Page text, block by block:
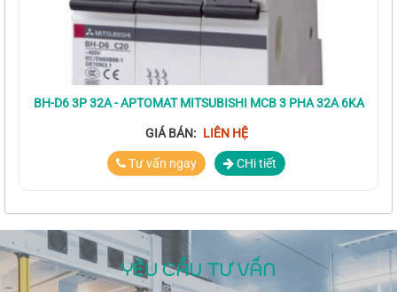
BH-D6 3P 32A - APTOMAT MITSUBISHI MCB 3 PHA 32A 6KA
GIÁ BÁN: LIÊN HỆ
Tư vấn ngay CHi tiết
YÊU CẦU TƯ VẤN